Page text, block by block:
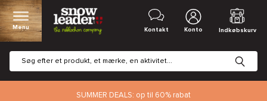
Menu Kontakt Konto Indkøbskurv
SUMMER DEALS: op til 60% rabat